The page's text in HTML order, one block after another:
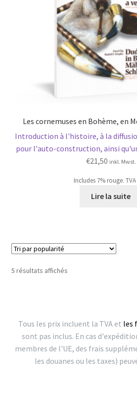
Les cornemuses en Bohème, en
Introduction à l'histoire, à la
pour l'auto-construction, ainsi
€21,50 inkl. Mwst.
Includes 7% rouge. TVA
Lire la suite
5 résultats affichésTrié
Tous les prix incluent la TVA et les
sont pas inclus. En cas
membres de l'UE, des frais
les douanes ou les taxes)